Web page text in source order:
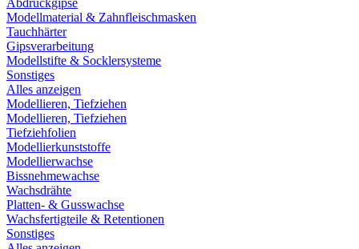
Abdruckgipse
Modellmaterial & Zahnfleischmasken
Tauchhärter
Gipsverarbeitung
Modellstifte & Socklersysteme
Sonstiges
Alles anzeigen
Modellieren, Tiefziehen
Modellieren, Tiefziehen
Tiefziehfolien
Modellierkunststoffe
Modellierwachse
Bissnehmewachse
Wachsdrähte
Platten- & Gusswachse
Wachsfertigteile & Retentionen
Sonstiges